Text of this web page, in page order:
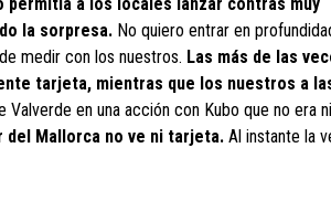
la sorpresa. No quiero entrar en
medir con los nuestros. Las más de las
tarjeta, mientras que los nuestros a
en una acción con Kubo que no era
del Mallorca no ve ni tarjeta. Al instante la